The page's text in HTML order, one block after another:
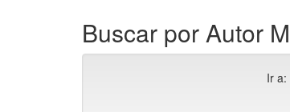
Buscar por Autor
Ir a: